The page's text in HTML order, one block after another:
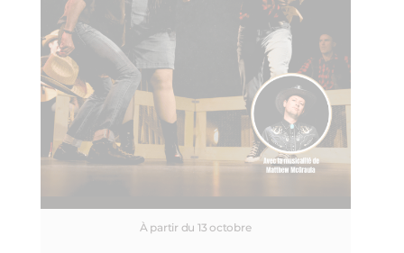
À partir du 13 octobre